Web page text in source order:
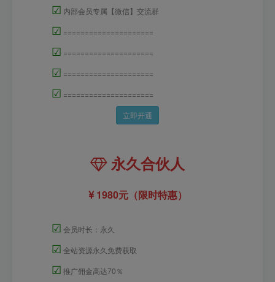
☑ 内部会员专属【微信】交流群
☑ =====================
☑ =====================
☑ =====================
☑ =====================
立即开通
永久合伙人
1980元（限时特惠）
☑ 会员时长：永久
☑ 全站资源永久免费获取
☑ 推广佣金高达70％